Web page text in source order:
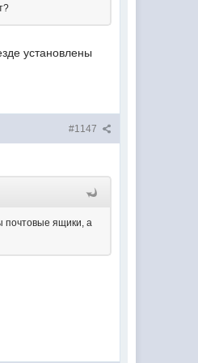
установлены
#1147
почтовые ящики, а